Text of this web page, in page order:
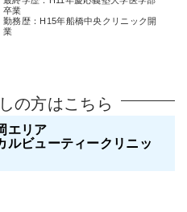
卒業
勤務歴：H15年船橋中央クリニック開
業
の方はこちら
エリア
ルビューティークリニッ